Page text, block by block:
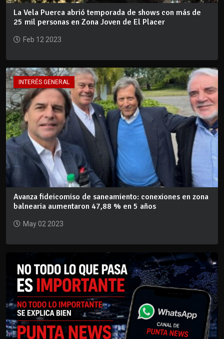
La Vela Puerca abrió temporada de shows con más de
25 mil personas en Zona Joven de El Placer
Feb 12 2023
INTERÉS GENERAL
Avanza fideicomiso de saneamiento: conexiones en zona
balnearia aumentaron 47,88 % en 5 años
May 02 2023